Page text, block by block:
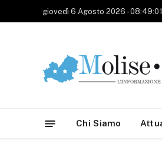
giovedì 6 Agosto 2026 -
Chi Siamo